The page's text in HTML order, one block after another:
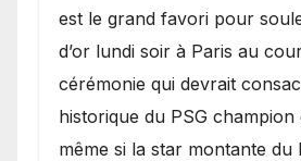
est le grand favori pour
d’or lundi soir à Paris au
cérémonie qui devrait
historique du PSG champion
même si la star montante du